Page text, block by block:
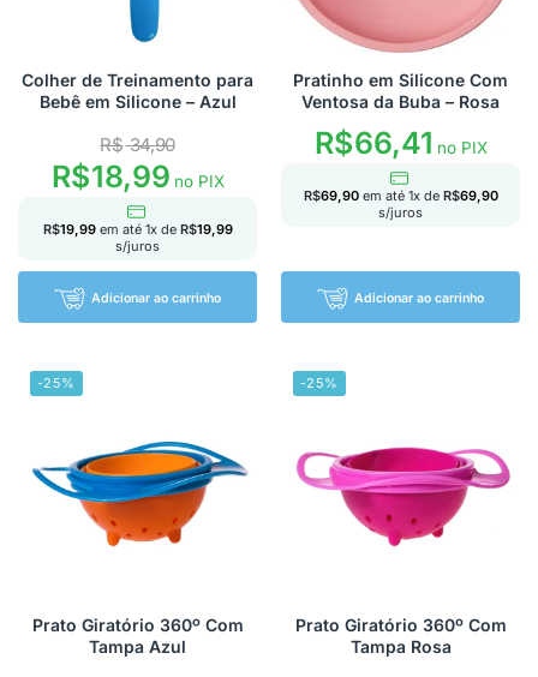
Colher de Treinamento para
Bebê em Silicone – Azul
R$34,90
R$18,99no PIX
R$19,99 em até 1x de R$19,99
s/juros
Adicionar ao carrinho
Pratinho em Silicone Com
Ventosa da Buba – Rosa
R$66,41 no PIX
R$69,90 em até 1x de R$69,90
s/juros
Adicionar ao carrinho
-25%
Prato Giratório 360º Com
Tampa Azul
-25%
Prato Giratório 360º Com
Tampa Rosa